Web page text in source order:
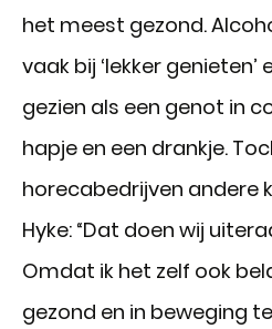
het meest gezond.
vaak bij ‘lekker
gezien als een genot in
hapje en een drankje.
horecabedrijven andere
Hyke: “Dat doen wij
Omdat ik het zelf ook
gezond en in beweging